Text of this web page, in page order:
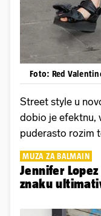
Foto: Red
Street style u
dobio je efektnu,
puderasto rozim
MUZA ZA BALMAIN
Jennifer
znaku